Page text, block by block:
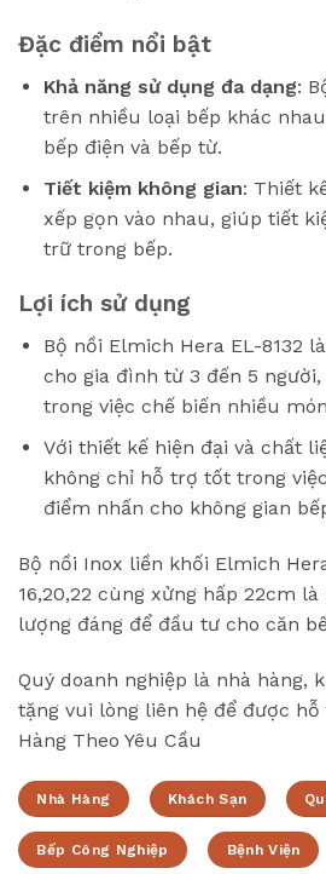
Đặc điểm nổi bật
Khả năng sử dụng đa dạng:
trên nhiều loại bếp khác
bếp điện và bếp từ.
Tiết kiệm không gian: Thiết
xếp gọn vào nhau, giúp tiết
trữ trong bếp.
Lợi ích sử dụng
Bộ nồi Elmich Hera EL-8132
cho gia đình từ 3 đến 5
trong việc chế biến nhiều
Với thiết kế hiện đại và chất
không chỉ hỗ trợ tốt trong
điểm nhấn cho không gian
Bộ nồi Inox liền khối Elmich
16,20,22 cùng xửng hấp 22cm
lượng đáng để đầu tư cho căn
Quý doanh nghiệp là nhà hàng,
tặng vui lòng liên hệ để được hỗ
Hàng Theo Yêu Cầu
Nhà Hàng Khách Sạn
Bếp Công Nghiệp Bệnh Viện